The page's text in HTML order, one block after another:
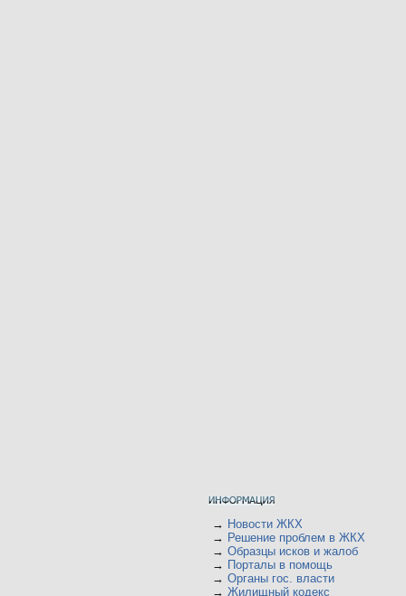
→ Новости ЖКХ
→ Решение проблем в ЖКХ
→ Образцы исков и жалоб
→ Порталы в помощь
→ Органы гос. власти
→ Жилищный кодекс